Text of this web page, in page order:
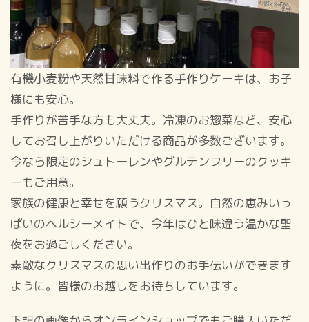
有機小麦粉や天然甘味料で作る手作りケーキは、お子
様にも安心。
手作りが苦手な方も大丈夫。冷凍のお惣菜など、安心
してお召し上がりいただける商品が多数ございます。
今なら限定のシュトーレンやグルテンフリーのクッキ
ーもご用意。
家族の健康と幸せを願うクリスマス。自然の恵みいっ
ぱいのヘルシーメイトで、今年はひと味違う温かな聖
夜をお過ごしください。
素敵なクリスマスの思い出作りのお手伝いができます
ように。皆様のお越しをお待ちしています。